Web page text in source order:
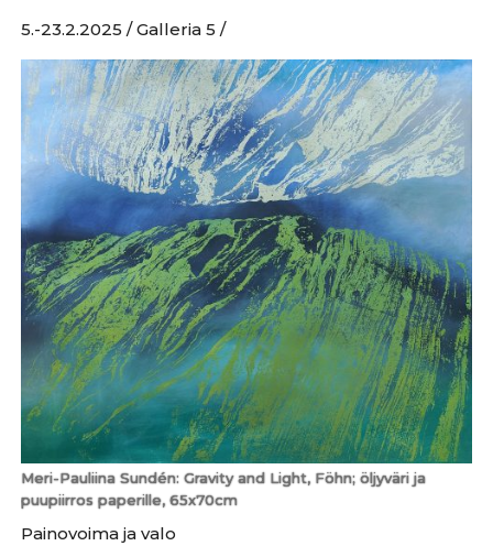
5.-23.2.2025 / Galleria 5 /
Meri-Pauliina Sundén: Gravity and Light, Föhn; öljyväri ja
puupiirros paperille, 65x70cm
Painovoima ja valo